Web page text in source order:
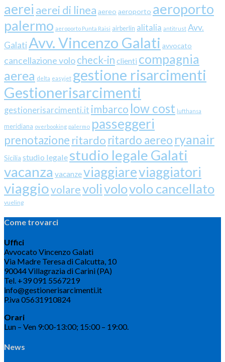
aerei aerei di linea aereo aeroporto aeroporto
palermo aeroporto Punta Raisi airberlin alitalia antitrust Avv.
GalatiAvv. Vincenzo Galati avvocato
cancellazione volocheck-in clienti compagnia
aerea delta easyjet gestione risarcimenti
Gestionerisarcimenti
gestionerisarcimenti.it imbarco low cost lufthansa
meridiana overbooking palermo passeggeri
prenotazione ritardo ritardo aereo ryanair
Sicilia studio legale studio legale Galati
vacanza vacanzeviaggiareviaggiatori
viaggiovolarevolivolovolo cancellato
vueling
Come trovarci
Uffici
Avvocato Vincenzo Galati
Via Madre Teresa di Calcutta, 10
90044 Villagrazia di Carini (PA)
Tel. +39 091 5567219
info@gestionerisarcimenti.it
P.iva 05631910824
Orari
Lun – Ven 9:00-13:00; 15:00 – 19:00.
News